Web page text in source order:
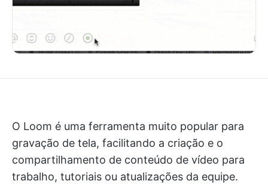
O Loom é uma ferramenta muito popular para
gravação de tela, facilitando a criação e o
compartilhamento de conteúdo de vídeo para
trabalho, tutoriais ou atualizações da equipe.